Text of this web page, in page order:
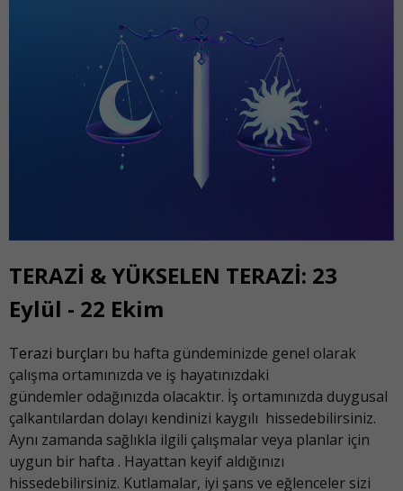
TERAZİ & YÜKSELEN TERAZİ: 23
Eylül - 22 Ekim
Terazi burçları bu hafta gündeminizde genel olarak
çalışma ortamınızda ve iş hayatınızdaki
gündemler odağınızda olacaktır. İş ortamınızda duygusal
çalkantılardan dolayı kendinizi kaygılı hissedebilirsiniz.
Aynı zamanda sağlıkla ilgili çalışmalar veya planlar için
uygun bir hafta . Hayattan keyif aldığınızı
hissedebilirsiniz. Kutlamalar, iyi şans ve eğlenceler sizi